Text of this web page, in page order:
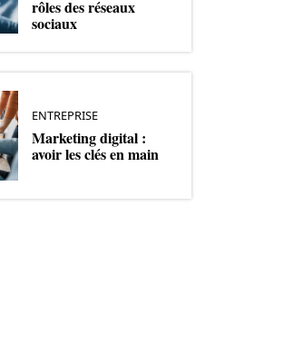
rôles des réseaux
sociaux
ENTREPRISE
Marketing digital :
avoir les clés en main